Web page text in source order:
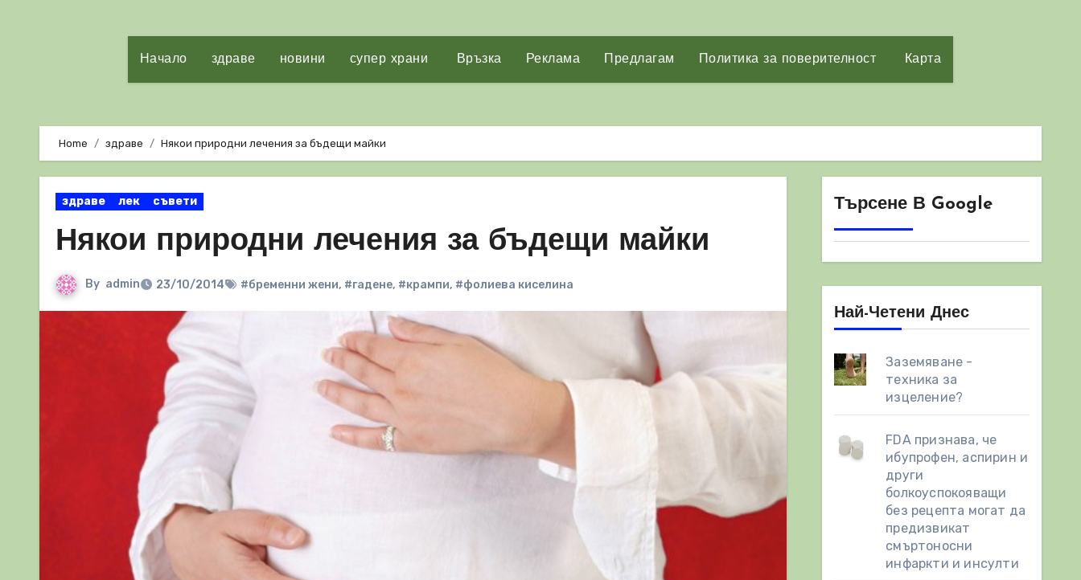
Начало здраве новини супер храни Връзка Реклама Предлагам Политика за поверителност Карта
Home здраве Някои природни лечения за бъдещи майки
здраве лек съвети
Някои природни лечения за бъдещи майки
By admin 23/10/2014 #бременни жени, #гадене, #крампи, #фолиева киселина
Търсене В Google
Най-Четени Днес
Заземяване -
техника за
изцеление?
FDA признава, че
ибупрофен, аспирин и
други
болкоуспокояващи
без рецепта могат да
предизвикат
смъртоносни
инфаркти и инсулти